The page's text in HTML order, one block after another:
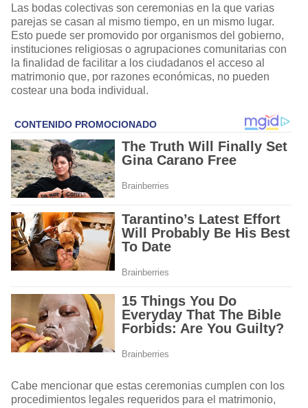
Las bodas colectivas son ceremonias en la que varias
parejas se casan al mismo tiempo, en un mismo lugar.
Esto puede ser promovido por organismos del gobierno,
instituciones religiosas o agrupaciones comunitarias con
la finalidad de facilitar a los ciudadanos el acceso al
matrimonio que, por razones económicas, no pueden
costear una boda individual.
Cabe mencionar que estas ceremonias cumplen con los
procedimientos legales requeridos para el matrimonio,